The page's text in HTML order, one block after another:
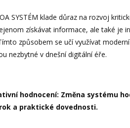
SYSTÉM klade důraz na rozvoj
získávat informace, ale také je
způsobem se učí využívat
nezbytné v dnešní digitální éře.
hodnocení: Změna systému
a praktické dovednosti.